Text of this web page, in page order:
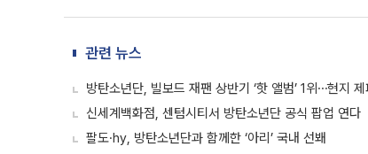
관련 뉴스
방탄소년단, 빌보드 재팬 상반기 ‘핫 앨범’ 1위⋯현지 제
신세계백화점, 센텀시티서 방탄소년단 공식 팝업 연다
팔도·hy, 방탄소년단과 함께한 ‘아리’ 국내 선봬